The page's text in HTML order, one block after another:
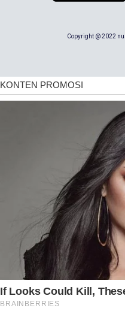
Copyright @ 2022